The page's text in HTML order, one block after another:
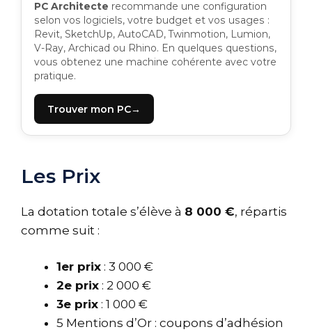
PC Architecte recommande une configuration
selon vos logiciels, votre budget et vos usages :
Revit, SketchUp, AutoCAD, Twinmotion, Lumion,
V-Ray, Archicad ou Rhino. En quelques questions,
vous obtenez une machine cohérente avec votre
pratique.
Trouver mon PC
Les Prix
La dotation totale s’élève à 8 000 €, répartis
comme suit :
1er prix : 3 000 €
2e prix : 2 000 €
3e prix : 1 000 €
5 Mentions d’Or : coupons d’adhésion